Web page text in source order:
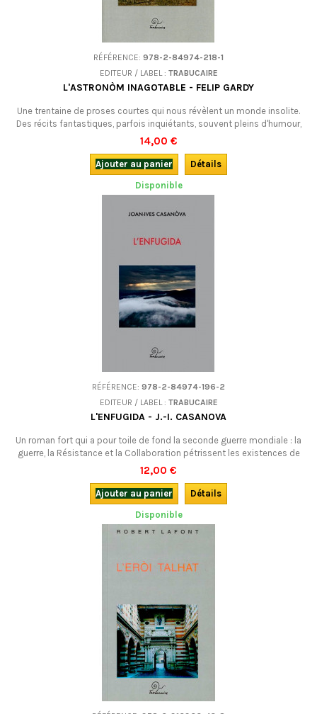
RÉFÉRENCE: 978-2-84974-218-1
EDITEUR / LABEL : TRABUCAIRE
L'ASTRONÒM INAGOTABLE - FELIP GARDY
Une trentaine de proses courtes qui nous révèlent un monde insolite.
Des récits fantastiques, parfois inquiétants, souvent pleins d'humour,
dans une langue d'un classicisme parfait.En occitan.
14,00 €
Ajouter au panier
Détails
Disponible
RÉFÉRENCE: 978-2-84974-196-2
EDITEUR / LABEL : TRABUCAIRE
L'ENFUGIDA - J.-I. CASANOVA
Un roman fort qui a pour toile de fond la seconde guerre mondiale : la
guerre, la Résistance et la Collaboration pétrissent les existences de
Marthe, Louise et des autres, sous l'influence du désir, de la mort qui
rôde, et des souvenirs... D'où viennent finalement nos choix de vie ? En
occitan, dans un style à la William Faulkner.
12,00 €
Ajouter au panier
Détails
Disponible